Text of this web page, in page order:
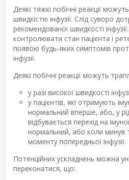
Деякі тяжкі побічні реакції
швидкістю інфузії. Слід суворо
рекомендованої швидкості
контролювати стан пацієнта і
появою будь-яких симптомів
інфузії.
Деякі побічні реакції можуть
у разі високої швидкості
у пацієнтів, які отримують
нормальний вперше, або, у
відбувається перехід на
нормальний, або коли минув
моменту попередньої інфузії.
Потенційних ускладнень можна
переконатися, що: